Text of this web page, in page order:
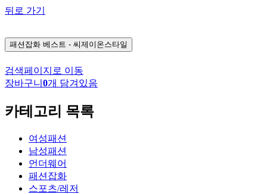
뒤로 가기
패션잡화 베스트 - 씨제이온스타일
검색페이지로 이동
장바구니 0개 담겨있음
카테고리 목록
여성패션
남성패션
언더웨어
패션잡화
스포츠/레저